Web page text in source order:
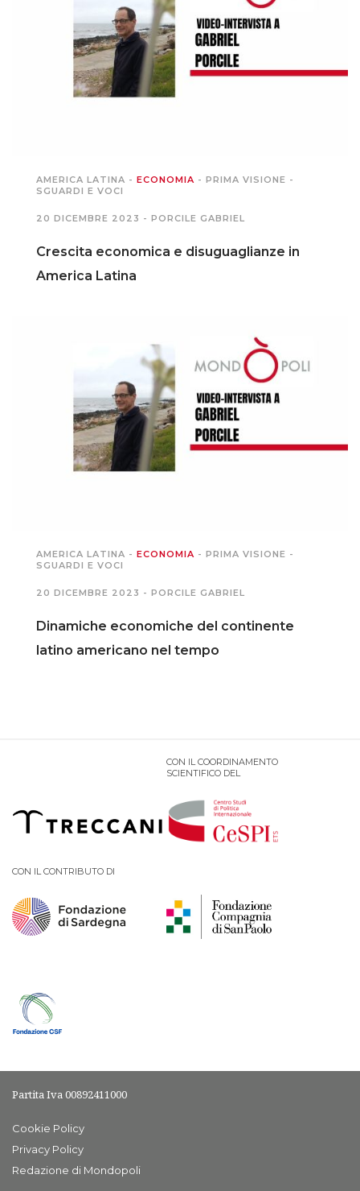
AMERICA LATINA - ECONOMIA - PRIMA VISIONE -
SGUARDI E VOCI
20 DICEMBRE 2023 - PORCILE GABRIEL
Crescita economica e disuguaglianze in
America Latina
AMERICA LATINA - ECONOMIA - PRIMA VISIONE -
SGUARDI E VOCI
20 DICEMBRE 2023 - PORCILE GABRIEL
Dinamiche economiche del continente
latino americano nel tempo
CON IL COORDINAMENTO
SCIENTIFICO DEL
CON IL CONTRIBUTO DI
Partita Iva 00892411000
Cookie Policy
Privacy Policy
Redazione di Mondopoli